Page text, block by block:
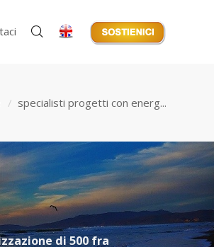
specialisti progetti con energ...
di 500 fra